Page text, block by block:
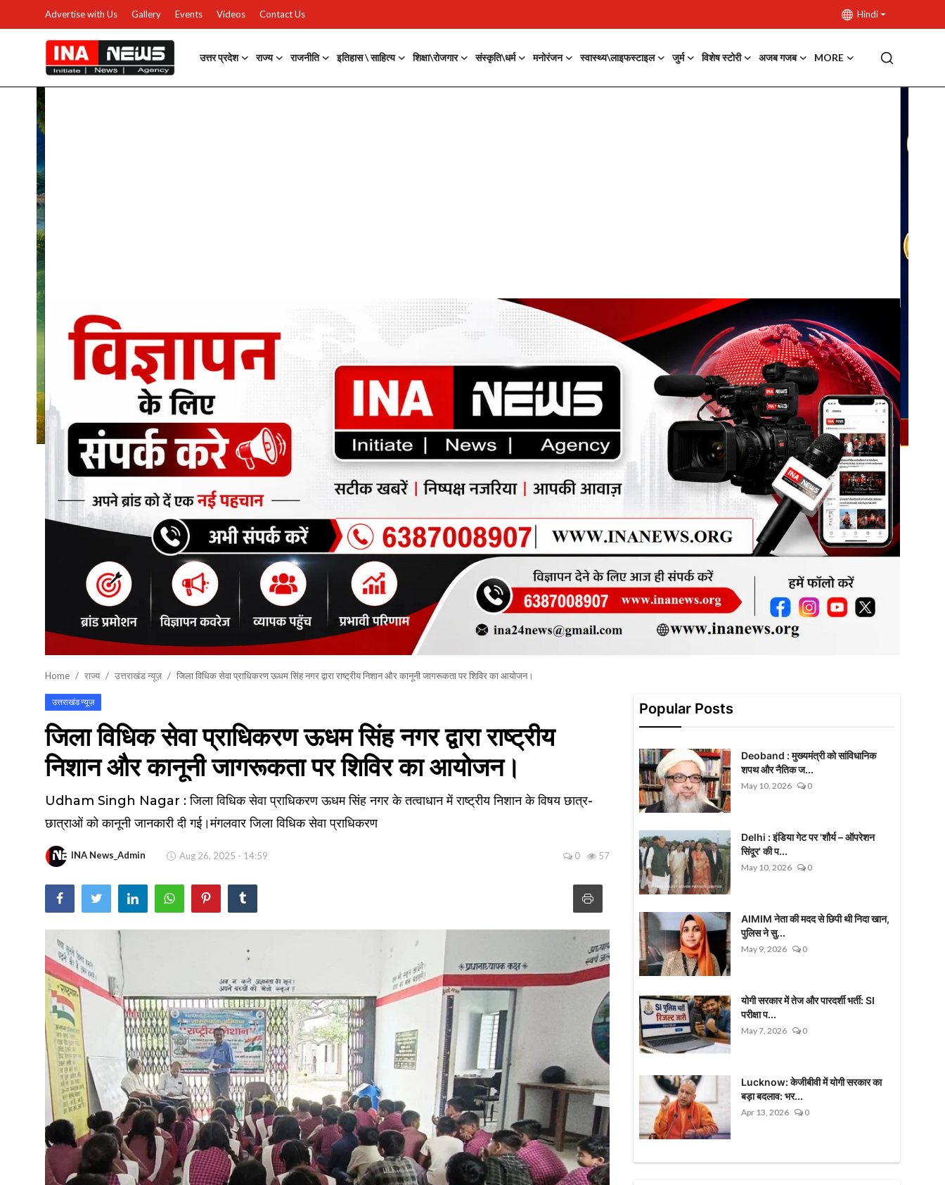
Advertise with Us Gallery Events Videos Contact Us Hindi
उत्तर प्रदेश राज्य राजनीति इतिहास \ साहित्य शिक्षा\रोजगार संस्कृति\धर्म मनोरंजन स्वास्थ्य\लाइफस्टाइल जुर्म विशेष स्टोरी अजब गजब MORE
उत्तर प्रदेश
Advertise with Us
Events
Gallery
राजनीति
Contacts
इतिहास \ साहित्य
शिक्षा\रोजगार
मनोरंजन
स्वास्थ्य\लाइफस्टाइल
अजब गजब
टेक्नोलॉजी / बिजनेस
वायरल न्यूज़
Home राज्य उत्तराखंड न्यूज़ जिला विधिक सेवा प्राधिकरण ऊधम सिंह नगर द्वारा राष्ट्रीय निशान और कानूनी जागरूकता पर शिविर का आयोजन।
उत्तराखंड न्यूज़
जिला विधिक सेवा प्राधिकरण ऊधम सिंह नगर द्वारा राष्ट्रीय
निशान और कानूनी जागरूकता पर शिविर का आयोजन।
Udham Singh Nagar : जिला विधिक सेवा प्राधिकरण ऊधम सिंह नगर के तत्वाधान में राष्ट्रीय निशान के विषय छात्र-
छात्राओं को कानूनी जानकारी दी गई।मंगलवार जिला विधिक सेवा प्राधिकरण
INA News_Admin Aug 26, 2025 - 14:59 0 57
Popular Posts
Deoband : मुख्यमंत्री को सांविधानिक
शपथ और नैतिक ज...
May 10, 2026 0
Delhi : इंडिया गेट पर 'शौर्य – ऑपरेशन
सिंदूर' की प...
May 10, 2026 0
AIMIM नेता की मदद से छिपी थी निदा खान,
पुलिस ने सु...
May 9, 2026 0
योगी सरकार में तेज और पारदर्शी भर्ती: SI
परीक्षा प...
May 7, 2026 0
Lucknow: केजीबीवी में योगी सरकार का
बड़ा बदलाव: भर...
Apr 13, 2026 0